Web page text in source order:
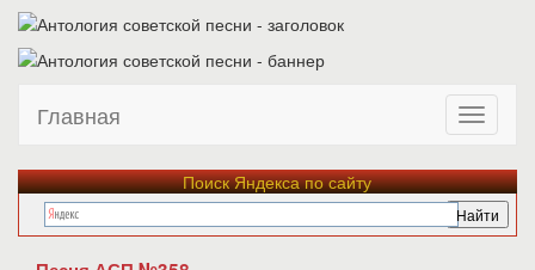
Главная
Поиск Яндекса по сайту